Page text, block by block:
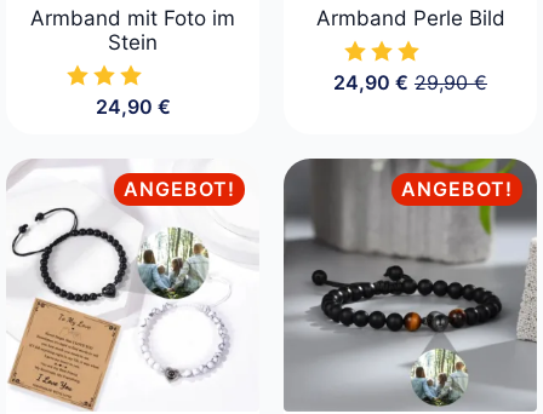
Armband mit Foto im
Stein
24,90 €
Armband Perle Bild
29,90€
29,90 €
24,90€ Aktueller
24,90 €.
ANGEBOT!
ANGEBOT!